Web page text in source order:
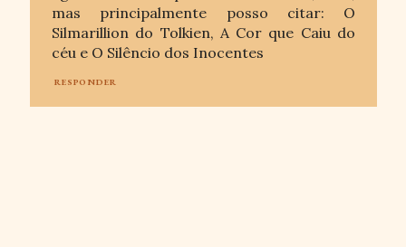
mas principalmente posso citar: O
Silmarillion do Tolkien, A Cor que Caiu do
céu e O Silêncio dos Inocentes
RESPONDER